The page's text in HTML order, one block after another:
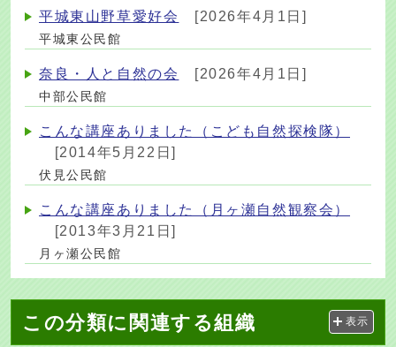
平城東山野草愛好会 [2026年4月1日]
平城東公民館
奈良・人と自然の会 [2026年4月1日]
中部公民館
こんな講座ありました（こども自然探検隊）
[2014年5月22日]
伏見公民館
こんな講座ありました（月ヶ瀬自然観察会）
[2013年3月21日]
月ヶ瀬公民館
この分類に関連する組織 表示